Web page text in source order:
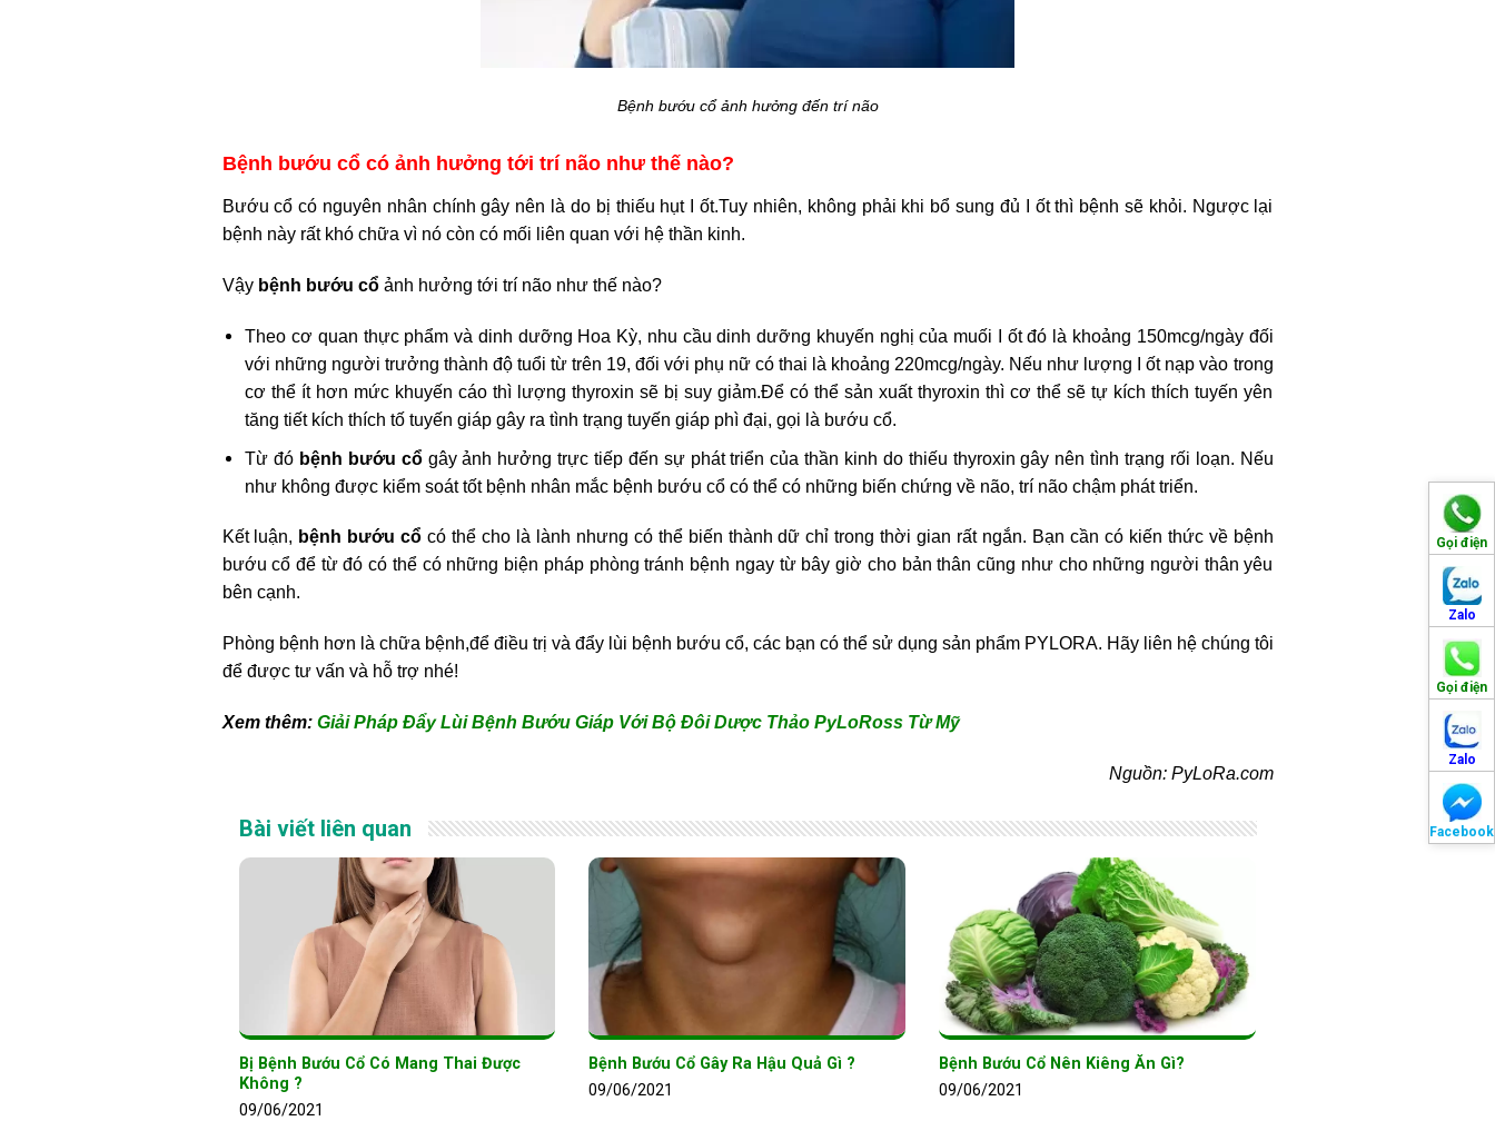
Gọi điện
Zalo
Gọi điện
Zalo
Facebook
Bệnh bướu cổ ảnh hưởng đến trí não
Bệnh bướu cổ có ảnh hưởng tới trí não như thế nào?
Bướu cổ có nguyên nhân chính gây nên là do bị thiếu hụt I ốt.Tuy nhiên, không phải khi bổ sung đủ I ốt thì bệnh sẽ khỏi. Ngược lại
bệnh này rất khó chữa vì nó còn có mối liên quan với hệ thần kinh.
Vậy bệnh bướu cổảnh hưởng tới trí não như thế nào?
Theo cơ quan thực phẩm và dinh dưỡng Hoa Kỳ, nhu cầu dinh dưỡng khuyến nghị của muối I ốt đó là khoảng 150mcg/ngày đối
với những người trưởng thành độ tuổi từ trên 19, đối với phụ nữ có thai là khoảng 220mcg/ngày. Nếu như lượng I ốt nạp vào trong
cơ thể ít hơn mức khuyến cáo thì lượng thyroxin sẽ bị suy giảm.Để có thể sản xuất thyroxin thì cơ thể sẽ tự kích thích tuyến yên
tăng tiết kích thích tố tuyến giáp gây ra tình trạng tuyến giáp phì đại, gọi là bướu cổ.
Từ đó bệnh bướu cổgây ảnh hưởng trực tiếp đến sự phát triển của thần kinh do thiếu thyroxin gây nên tình trạng rối loạn. Nếu
như không được kiểm soát tốt bệnh nhân mắc bệnh bướu cổ có thể có những biến chứng về não, trí não chậm phát triển.
Kết luận, bệnh bướu cổ có thể cho là lành nhưng có thể biến thành dữ chỉ trong thời gian rất ngắn. Bạn cần có kiến thức về bệnh
bướu cổ để từ đó có thể có những biện pháp phòng tránh bệnh ngay từ bây giờ cho bản thân cũng như cho những người thân yêu
bên cạnh.
Phòng bệnh hơn là chữa bệnh,để điều trị và đẩy lùi bệnh bướu cổ, các bạn có thể sử dụng sản phẩm PYLORA. Hãy liên hệ chúng tôi
để được tư vấn và hỗ trợ nhé!
Xem thêm: Giải Pháp Đẩy Lùi Bệnh Bướu Giáp Với Bộ Đôi Dược Thảo PyLoRoss Từ Mỹ
Nguồn: PyLoRa.com
Bài viết liên quan
Bị Bệnh Bướu Cổ Có Mang Thai Được
Không ?
09/06/2021
Bệnh Bướu Cổ Gây Ra Hậu Quả Gì ?
09/06/2021
Bệnh Bướu Cổ Nên Kiêng Ăn Gì?
09/06/2021